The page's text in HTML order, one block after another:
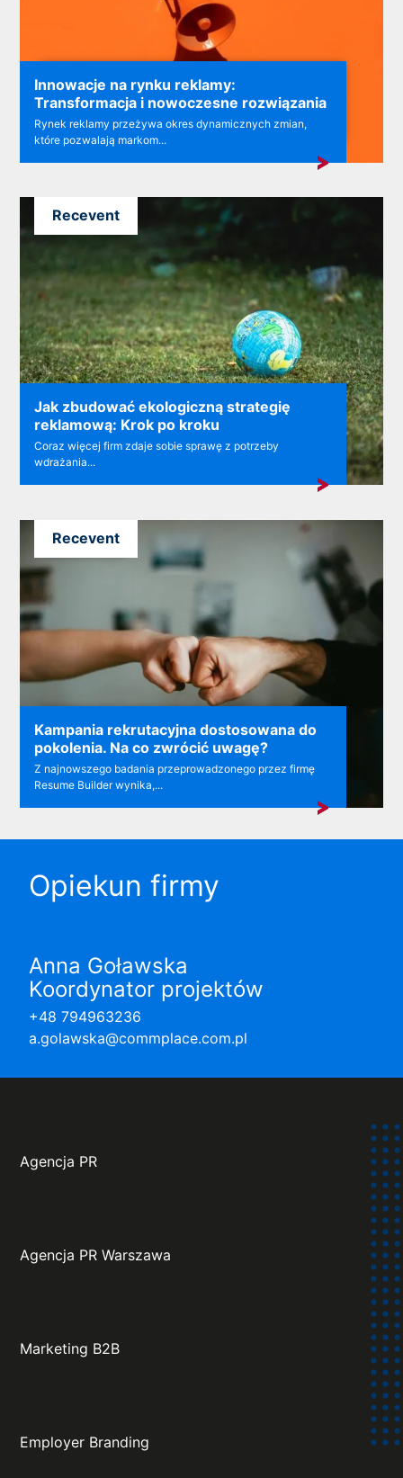
Innowacje na rynku reklamy:
Transformacja i nowoczesne rozwiązania
Rynek reklamy przeżywa okres dynamicznych zmian,
które pozwalają markom...
Jak zbudować ekologiczną strategię
reklamową: Krok po kroku
Coraz więcej firm zdaje sobie sprawę z potrzeby
wdrażania...
Recevent
Kampania rekrutacyjna dostosowana do
pokolenia. Na co zwrócić uwagę?
Z najnowszego badania przeprowadzonego przez firmę
Resume Builder wynika,...
Recevent
Opiekun firmy
Anna Goławska
Koordynator projektów
+48 794963236
a.golawska@commplace.com.pl
Agencja PR
Agencja PR Warszawa
Marketing B2B
Employer Branding